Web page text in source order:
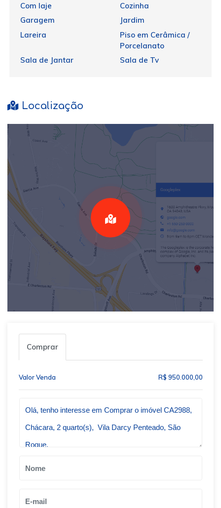
Com laje
Cozinha
Garagem
Jardim
Lareira
Piso em Cerâmica /
Porcelanato
Sala de Jantar
Sala de Tv
Localização
Comprar
Valor Venda R$ 950.000,00